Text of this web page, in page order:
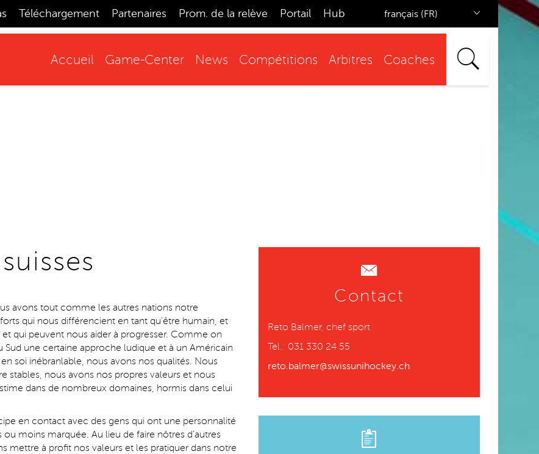
Téléchargement Partenaires Prom. de la relève Portail Hub français (FR)
Accueil Game-Center News Compétitions Arbitres Coaches
avons tout comme les autres nations notre
qui nous différencient en tant qu’être humain, et
qui peuvent nous aider à progresser. Comme on
Sud une certaine approche ludique et à un Américain
soi inébranlable, nous avons nos qualités. Nous
stables, nous avons nos propres valeurs et nous
dans de nombreux domaines, hormis dans celui
en contact avec des gens qui ont une personnalité
moins marquée. Au lieu de faire nôtres d’autres
mettre à profit nos valeurs et les pratiquer dans notre
Contact
Reto Balmer, chef sport
Tel.: 031 330 24 55
reto.balmer@swissunihockey.ch